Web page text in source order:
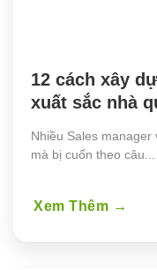
12 cách xây
xuất sắc nhà
Nhiều Sales
mà bị cuốn theo câu...
Xem Thêm →